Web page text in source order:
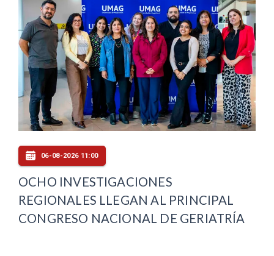
06-08-2026 11:00
OCHO INVESTIGACIONES
REGIONALES LLEGAN AL PRINCIPAL
CONGRESO NACIONAL DE GERIATRÍA